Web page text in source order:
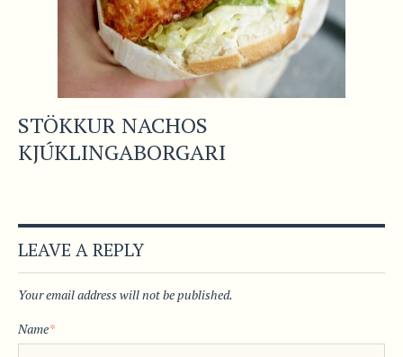
STÖKKUR NACHOS
KJÚKLINGABORGARI
LEAVE A REPLY
Your email address will not be published.
Name*